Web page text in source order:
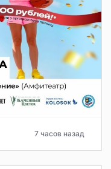
7 часов назад